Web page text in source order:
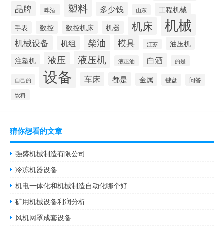
品牌 啤酒 塑料 多少钱 山东 工程机械
手表 数控 数控机床 机器 机床 机械
机械设备 机组 柴油 模具 江苏
油压机
注塑机
液压 液压机 液压油 白酒 的是
自己的 设备 车床 都是 金属 键盘 问答
饮料
猜你想看的文章
强盛机械制造有限公司
冷冻机器设备
机电一体化和机械制造自动化哪个好
矿用机械设备利润分析
风机网罩成套设备